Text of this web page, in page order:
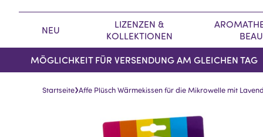
NEU
LIZENZEN &
KOLLEKTIONEN
MÖGLICHKEIT FÜR VERSENDUNG AM GLEICHEN TAG
Startseite›Affe Plüsch Wärmekissen für die Mikrowelle mit